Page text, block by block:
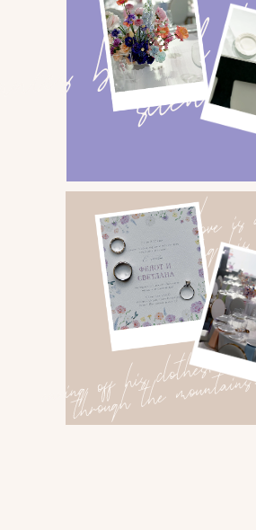
НАЧАЛО ВЕЧЕРА
С самого начала гости окунулись в атмосферу
праздника. На Welcome-зоне их встречали живые
музыканты, создавая легкое и праздничное
настроение. Бармены предлагали фирменные
коктейли, а приглашенный интервьюер
забавные моменты с гостями, чтобы позже
представить веселый видеоролик.